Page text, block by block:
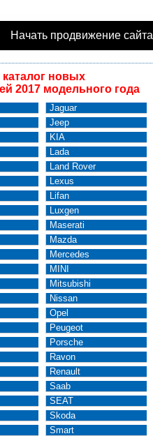
Начать продвижение сайта
новых
2017 модельного года
Jaguar
Jeep
KIA
Lada
Land Rover
Lexus
Lifan
Luxgen
Maserati
Mazda
Mercedes
MINI
Mitsubishi
Nissan
Opel
Peugeot
Porsche
Ravon
Renault
Saab
SEAT
Skoda
Smart